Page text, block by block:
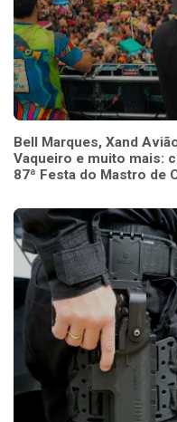
Bell Marques, Xand
Vaqueiro e muito mais:
87ª Festa do Mastro de